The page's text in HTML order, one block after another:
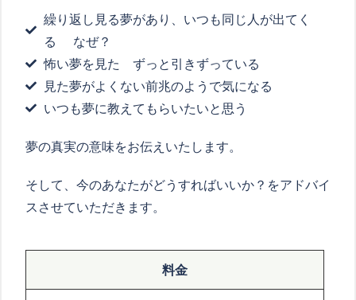
繰り返し見る夢があり、いつも同じ人が出てく
る なぜ？
怖い夢を見た ずっと引きずっている
見た夢がよくない前兆のようで気になる
いつも夢に教えてもらいたいと思う
夢の真実の意味をお伝えいたします。
そして、今のあなたがどうすればいいか？をアドバイ
スさせていただきます。
料金